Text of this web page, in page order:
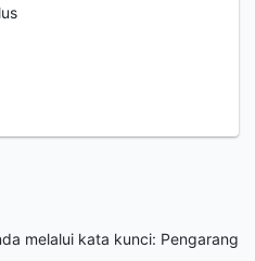
melalui kata kunci: Pengarang